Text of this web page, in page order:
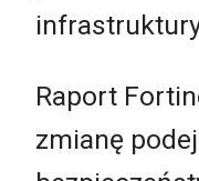
Raport
zmianę